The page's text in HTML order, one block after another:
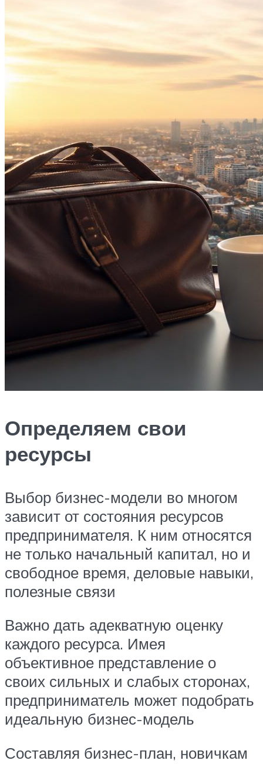
Определяем свои
ресурсы
Выбор бизнес-модели во многом
зависит от состояния ресурсов
предпринимателя. К ним относятся
не только начальный капитал, но и
свободное время, деловые навыки,
полезные связи
Важно дать адекватную оценку
каждого ресурса. Имея
объективное представление о
своих сильных и слабых сторонах,
предприниматель может подобрать
идеальную бизнес-модель
Составляя бизнес-план, новичкам